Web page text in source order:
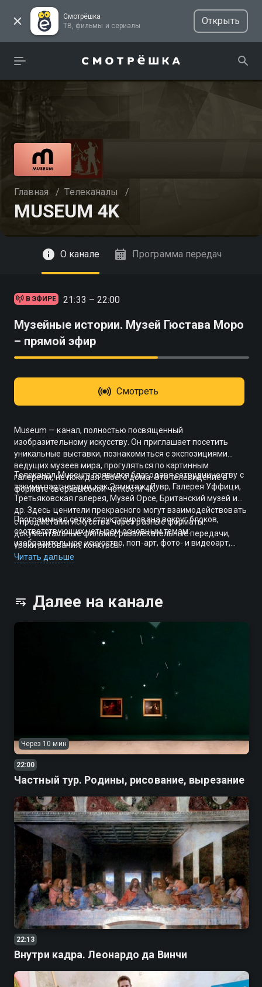
Смотрёшка
ТВ, фильмы и сериалы
Открыть
Главная / Телеканалы /
MUSEUM 4K
О канале Программа передач
В ЭФИРЕ 21:33 – 22:00
Музейные истории. Музей Гюстава Моро
– прямой эфир
Смотреть
Museum — канал, полностью посвященный
изобразительному искусству. Он приглашает посетить
уникальные выставки, познакомиться с экспозициями
ведущих музеев мира, прогуляться по картинным
галереям, не покидая своего дома. Это телевидение в
формате сверхвысокой четкости 4K.
Телеканал Museum появился благодаря сотрудничеству с
такими партнерами, как Эрмитаж, Лувр, Галерея Уффици,
Третьяковская галерея, Музей Орсе, Британский музей и
др. Здесь ценители прекрасного могут взаимодействовать
с предметами искусства через разные форматы:
документальные фильмы, развлекательные передачи,
уроки рисования, конкурсы.
Программная сетка структурирована вокруг блоков,
соответствующих четырем основным темам:
изобразительное искусство, поп-арт, фото- и видеоарт,
архитектура и дизайн. Это прекрасная возможность узнать
не только о традиционной живописи или скульптуре, но и о
Читать дальше
Далее на канале
Через 10 мин
22:00
Частный тур. Родины, рисование, вырезание
22:13
Внутри кадра. Леонардо да Винчи